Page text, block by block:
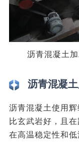
沥青混凝土
沥青混凝
沥青混凝土使用
比玄武岩好，且
在高温稳定性和低